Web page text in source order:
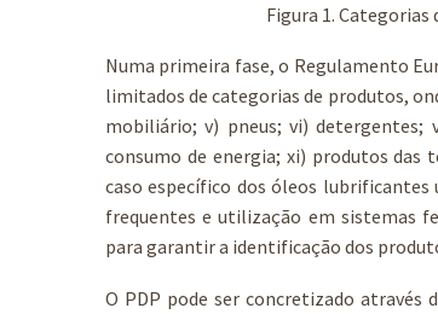
Figura 1.
Numa primeira fase, o Regulamento
limitados de categorias de produtos,
mobiliário; v) pneus; vi)
consumo de energia; xi) produtos
caso específico dos óleos
frequentes e utilização em sistemas
para garantir a identificação dos
O PDP pode ser concretizado através